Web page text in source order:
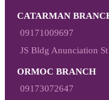
CATARMAN
09171009697
JS Bldg Anunciation
ORMOC BRANCH
09173072647